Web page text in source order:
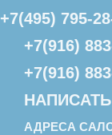
+7(495) 795-
+7(916)
+7(916)
АДРЕСА